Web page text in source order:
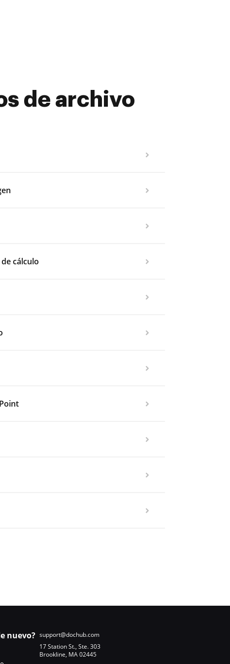
de archivo
cálculo
nuevo? support@dochub.com
17 Station St., Ste. 303
Brookline, MA 02445